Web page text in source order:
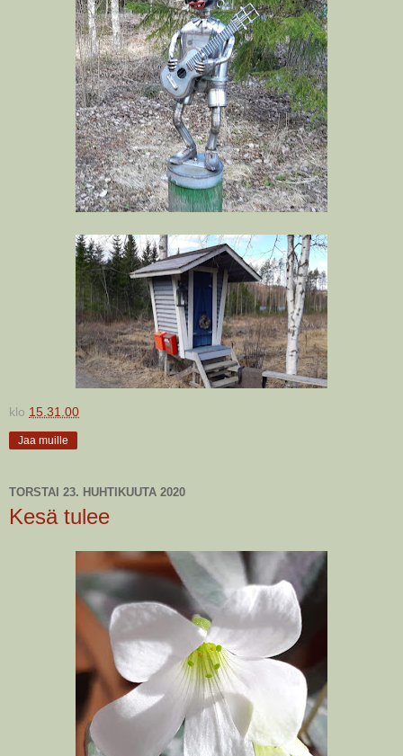
klo 15.31.00
Jaa muille
TORSTAI 23. HUHTIKUUTA 2020
Kesä tulee